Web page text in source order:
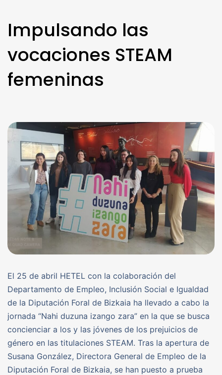
Impulsando las
vocaciones STEAM
femeninas
El 25 de abril HETEL con la colaboración del
Departamento de Empleo, Inclusión Social e Igualdad
de la Diputación Foral de Bizkaia ha llevado a cabo la
jornada “Nahi duzuna izango zara” en la que se busca
concienciar a los y las jóvenes de los prejuicios de
género en las titulaciones STEAM. Tras la apertura de
Susana González, Directora General de Empleo de la
Diputación Foral de Bizkaia, se han puesto a prueba